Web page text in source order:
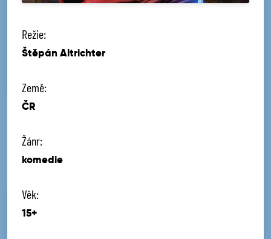
Režie:
Štěpán Altrichter
Země:
ČR
Žánr:
komedie
Věk:
15+